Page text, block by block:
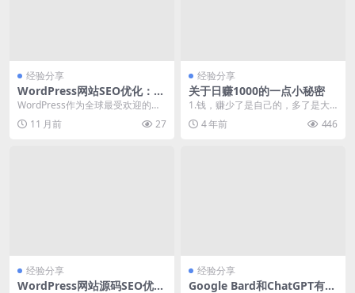
经验分享
WordPress网站SEO优化：如
何提升百度搜索排名的实战指
南
WordPress作为全球最受欢迎的内
容管理系统（CMS），其seo优化
能力备受...
11 月前 27
经验分享
关于日赚1000的一点小秘密
1.钱，赚少了是自己的，多了是大
家的，再多就是国家的。我说这个
没别的意思，就是希...
4 年前 446
经验分享
WordPress网站源码SEO优化
经验分享
Google Bard和ChatGPT有什